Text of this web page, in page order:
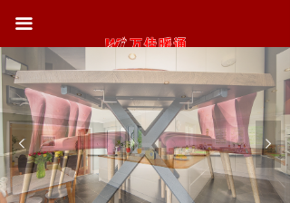
精
于
软
装
，
臻
于
生
活
给
我
们
一
点
信
赖
，
还
您
完
整
넳 넲
끀
首页
关于我们
行业案例
新闻动态
联系我们